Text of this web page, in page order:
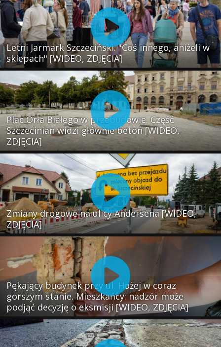
Letni Jarmark Szczeciński. "Coś innego, aniżeli w
sklepach" [WIDEO, ZDJĘCIA]
Plac Orła Białego w przebudowie. Część
Szczecinian widzi głównie beton [WIDEO,
ZDJĘCIA]
Zmiany drogowe na ulicy Andersena [WIDEO,
ZDJĘCIA]
Pękający budynek przy ul. Hożej w coraz
gorszym stanie. Mieszkańcy: nadzór może
podjąć decyzję o eksmisji [WIDEO, ZDJĘCIA]